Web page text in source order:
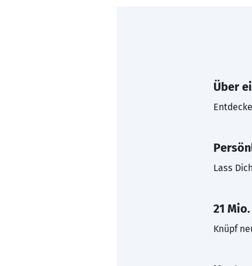
Über
Lass
21
Knüpf